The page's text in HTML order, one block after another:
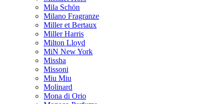
Mila Schön
Milano Fragranze
Miller et Bertaux
Miller Harris
Milton Lloyd
MiN New York
Missha
Missoni
Miu Miu
Molinard
Mona di Orio